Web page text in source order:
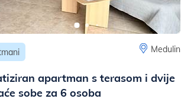
Medulin
apartman s terasom i dvije
sobe za 6 osoba